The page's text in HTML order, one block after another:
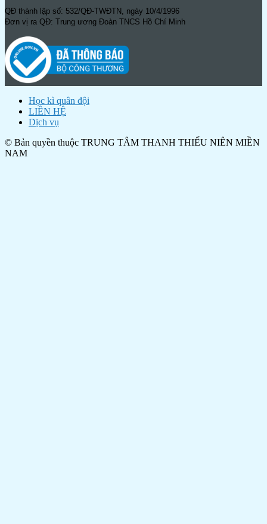
QĐ thành lập số: 532/QĐ-TWĐTN, ngày 10/4/1996
Đơn vị ra QĐ: Trung ương Đoàn TNCS Hồ Chí Minh
Học kì quân đội
LIÊN HỆ
Dịch vụ
© Bản quyền thuộc TRUNG TÂM THANH THIẾU NIÊN MIỀN
NAM